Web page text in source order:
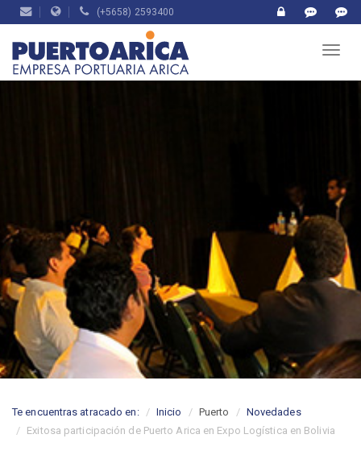
(+5658) 2593400
Te encuentras atracado en: Inicio Puerto
Novedades
Exitosa participación de Puerto Arica en Expo Logística en Bolivia